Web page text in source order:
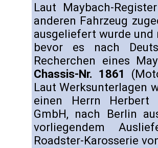
Laut Maybach-
anderen Fahrzeug
ausgeliefert wurde
bevor es nach
Recherchen eines
Chassis-Nr. 1861
Laut Werksunterlagen
einen Herrn Herbert
GmbH, nach Berlin
vorliegendem
Roadster-Karosserie